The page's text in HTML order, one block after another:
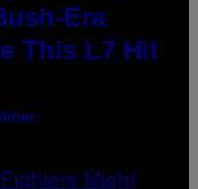
Era
This L7 Hit